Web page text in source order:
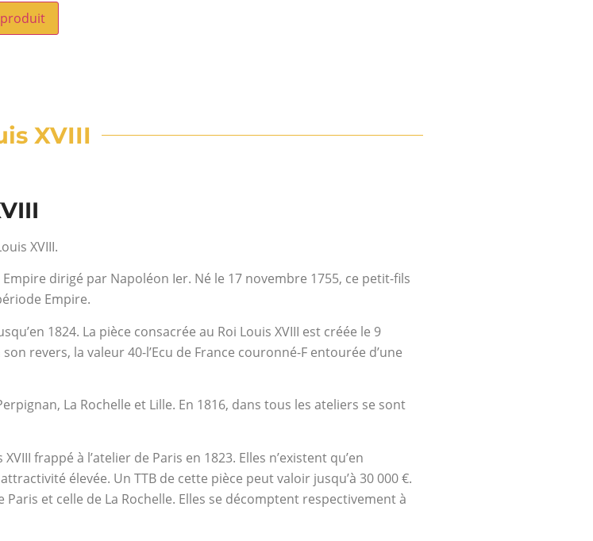
XVIII
XVIII.
dirigé par Napoléon Ier. Né le 17 novembre 1755, ce petit-fils
Empire.
1824. La pièce consacrée au Roi Louis XVIII est créée le 9
revers, la valeur 40-l’Ecu de France couronné-F entourée d’une
La Rochelle et Lille. En 1816, dans tous les ateliers se sont
frappé à l’atelier de Paris en 1823. Elles n’existent qu’en
élevée. Un TTB de cette pièce peut valoir jusqu’à 30 000 €.
et celle de La Rochelle. Elles se décomptent respectivement à